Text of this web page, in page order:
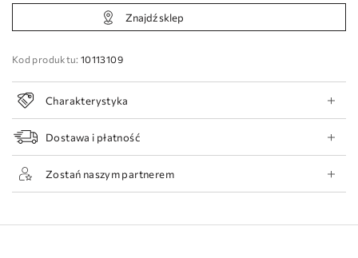
Znajdź sklep
Kod produktu: 10113109
Charakterystyka
Dostawa i płatność
Zostań naszym partnerem